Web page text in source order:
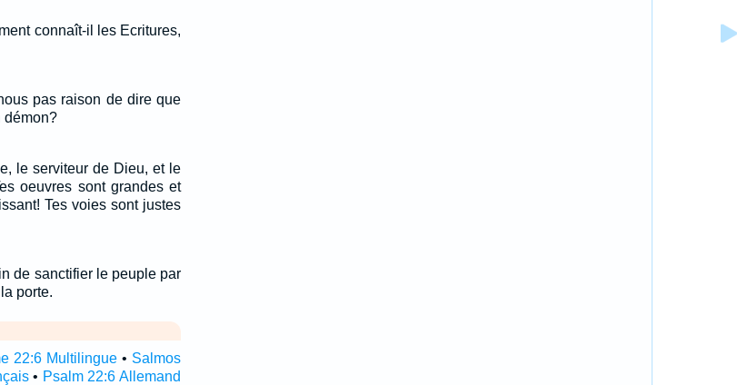
connaît-il les Ecritures,
pas raison de dire que
démon?
le serviteur de Dieu, et le
oeuvres sont grandes et
Tes voies sont justes
de sanctifier le peuple par
porte.
22:6 Multilingue • Salmos
• Psalm 22:6 Allemand